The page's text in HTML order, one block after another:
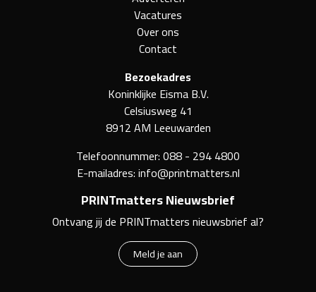
Vacatures
Over ons
Contact
Bezoekadres
Koninklijke Eisma B.V.
Celsiusweg 41
8912 AM Leeuwarden
Telefoonnummer:088 - 294 4800
E-mailadres:info@printmatters.nl
PRINTmatters Nieuwsbrief
Ontvang jij de PRINTmatters nieuwsbrief al?
Meld je aan